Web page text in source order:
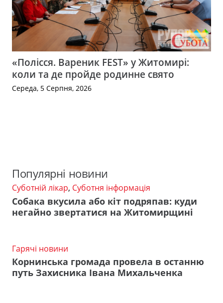
«Полісся. Вареник FEST» у Житомирі:
коли та де пройде родинне свято
Середа, 5 Серпня, 2026
Популярні новини
Суботній лікар, Суботня інформація
Собака вкусила або кіт подряпав: куди
негайно звертатися на Житомирщині
Гарячі новини
Корнинська громада провела в останню
путь Захисника Івана Михальченка